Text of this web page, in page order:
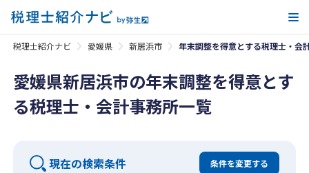
税理士紹介ナビ 愛媛県 新居浜市 年末調整を得意とする税理士・会
愛媛県新居浜市の年末調整を得意とす
る税理士・会計事務所一覧
現在の検索条件 条件を変更する